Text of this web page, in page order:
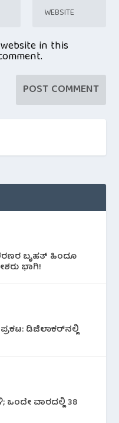
website in this
ಬೃಹತ್ ಹಿಂದೂ
ಭಾಗಿ!
ಡಿಜಿಲಾಕರ್‌ನಲ್ಲಿ
ವಾರದಲ್ಲಿ 38